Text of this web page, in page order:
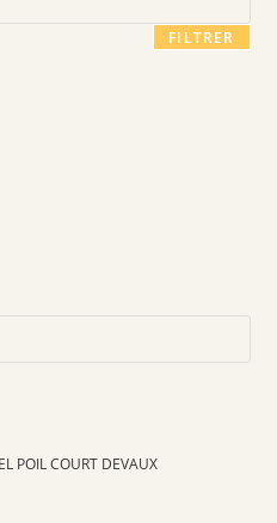
FILTRER
POIL COURT DEVAUX